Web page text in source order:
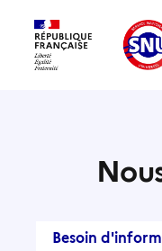
Besoin